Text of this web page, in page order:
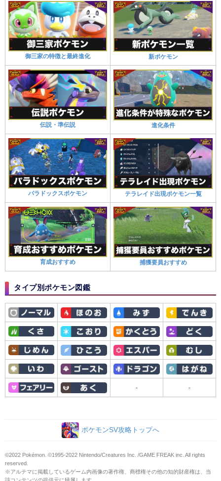
御三家の特徴と最終進化 新ポケモン
伝説・準伝説 進化条件
パラドックスポケモン テラレイド出現ポケモン一覧
育成おすすめ 捕獲要員おすすめ
タイプ別ポケモン図鑑
- -
ポケモンSV攻略トップへ
©2022 Pokémon. ©1995-2022 Nintendo/Creatures Inc. /GAME FREAK inc. All rights
reserved.
※アルテマに掲載しているゲーム内画像の著作権、商標権その他の知的財産権は、当